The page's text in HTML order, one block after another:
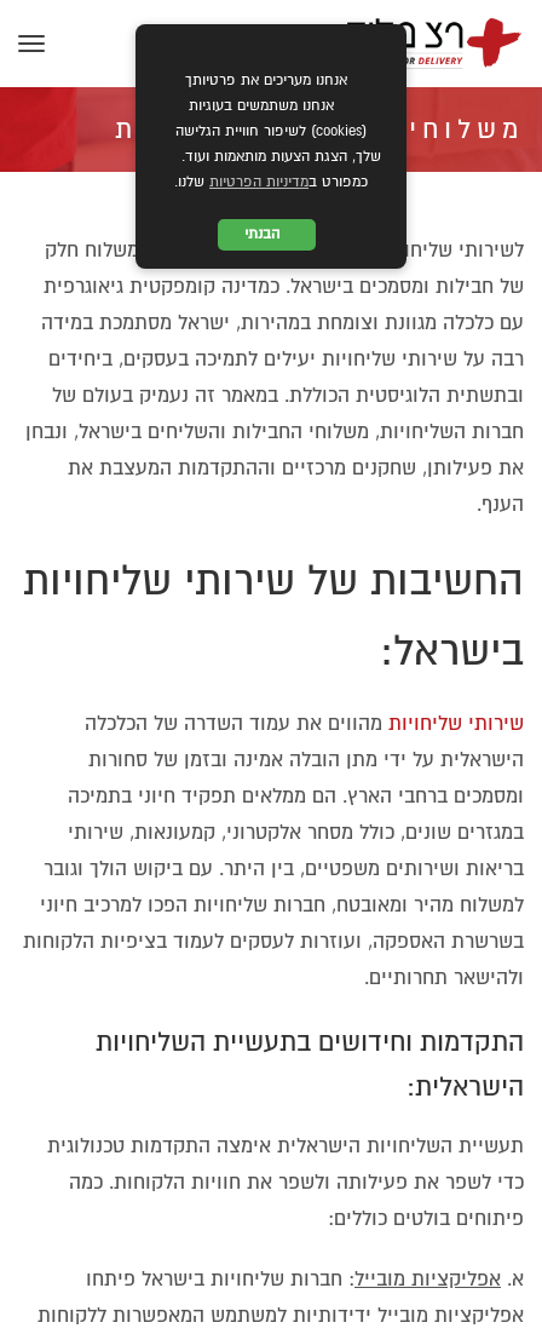
משלוחי חבילות ושליחויות
בישראל: סקירה מקיפה
»
» משלוחי חבילות ושליחויות בישראל: סקירה מקיפה
לשירותי שליחויות יש תפקיד מכריע בהקלה על משלוח חלק
של חבילות ומסמכים בישראל. כמדינה קומפקטית גיאוגרפית
עם כלכלה מגוונת וצומחת במהירות, ישראל מסתמכת במידה
רבה על שירותי שליחויות יעילים לתמיכה בעסקים, ביחידים
ובתשתית הלוגיסטית הכוללת. במאמר זה נעמיק בעולם של
חברות השליחויות, משלוחי החבילות והשליחים בישראל, ונבחן
את פעילותן, שחקנים מרכזיים וההתקדמות המעצבת את
הענף.
החשיבות של שירותי שליחויות
בישראל:
שירותי שליחויות מהווים את עמוד השדרה של הכלכלה
הישראלית על ידי מתן הובלה אמינה ובזמן של סחורות
ומסמכים ברחבי הארץ. הם ממלאים תפקיד חיוני בתמיכה
במגזרים שונים, כולל מסחר אלקטרוני, קמעונאות, שירותי
בריאות ושירותים משפטיים, בין היתר. עם ביקוש הולך וגובר
למשלוח מהיר ומאובטח, חברות שליחויות הפכו למרכיב חיוני
בשרשרת האספקה, ועוזרות לעסקים לעמוד בציפיות הלקוחות
ולהישאר תחרותיים.
התקדמות וחידושים בתעשיית השליחויות
הישראלית:
תעשיית השליחויות הישראלית אימצה התקדמות טכנולוגית
כדי לשפר את פעילותה ולשפר את חוויות הלקוחות. כמה
פיתוחים בולטים כוללים:
א. אפליקציות מובייל: חברות שליחויות בישראל פיתחו
אפליקציות מובייל ידידותיות למשתמש המאפשרות ללקוחות
אנחנו מעריכים את פרטיותך
אנחנו משתמשים בעוגיות
(cookies) לשיפור חוויית הגלישה
שלך, הצגת הצעות מותאמות ועוד.
כמפורט במדיניות הפרטיות שלנו.
הבנתי